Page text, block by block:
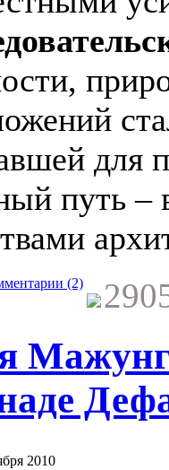
для
путь –
(2)
2010